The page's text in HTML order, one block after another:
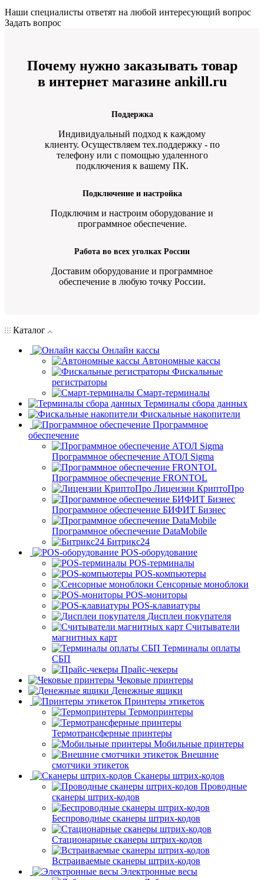
Наши специалисты ответят на любой интересующий вопрос
Задать вопрос
Почему нужно заказывать товар
в интернет магазине ankill.ru
Поддержка
Индивидуальный подход к каждому
клиенту. Осуществляем тех.поддержку - по
телефону или с помощью удаленного
подключения к вашему ПК.
Подключение и настройка
Подключим и настроим оборудование и
программное обеспечение.
Работа во всех уголках России
Доставим оборудование и программное
обеспечение в любую точку России.
Каталог
Онлайн кассы
Автономные кассы
Фискальные
регистраторы
Смарт-терминалы
Терминалы сбора данных
Фискальные накопители
Программное
обеспечение
Программное обеспечение АТОЛ Sigma
Программное обеспечение FRONTOL
Лицензии КриптоПро
Программное обеспечение БИФИТ Бизнес
Программное обеспечение DataMobile
Битрикс24
POS-оборудование
POS-терминалы
POS-компьютеры
Сенсорные моноблоки
POS-мониторы
POS-клавиатуры
Дисплеи покупателя
Считыватели
магнитных карт
Терминалы оплаты
СБП
Прайс-чекеры
Чековые принтеры
Денежные ящики
Принтеры этикеток
Термопринтеры
Термотрансферные принтеры
Мобильные принтеры
Внешние
смотчики этикеток
Сканеры штрих-кодов
Проводные
сканеры штрих-кодов
Беспроводные сканеры штрих-кодов
Стационарные сканеры штрих-кодов
Встраиваемые сканеры штрих-кодов
Электронные весы